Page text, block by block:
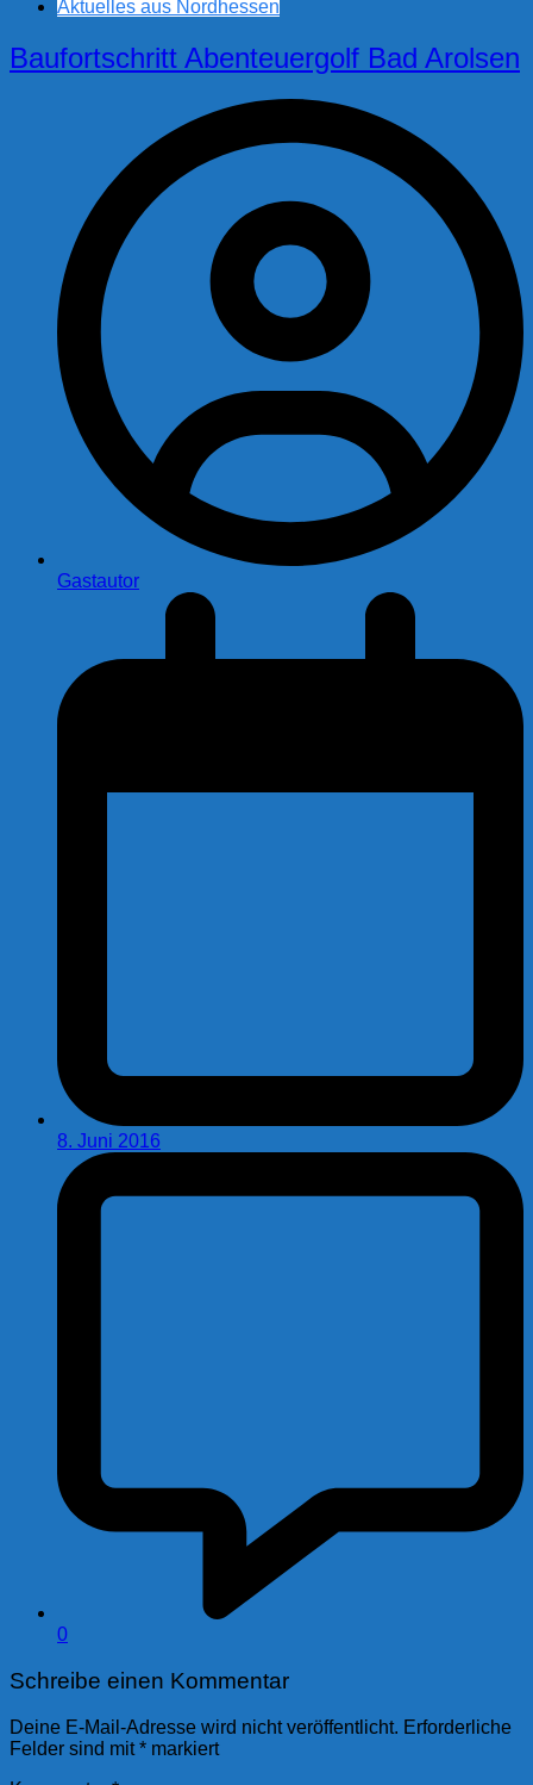
Aktuelles aus Nordhessen
Baufortschritt Abenteuergolf Bad Arolsen
Gastautor
8. Juni 2016
0
Schreibe einen Kommentar
Deine E-Mail-Adresse wird nicht veröffentlicht. Erforderliche
Felder sind mit* markiert